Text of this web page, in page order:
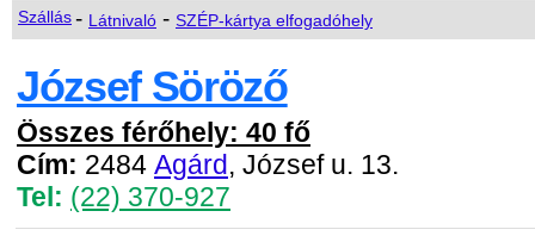
Szállás- Látnivaló - SZÉP-kártya elfogadóhely
József Söröző
Összes férőhely: 40 fő
Cím: 2484 Agárd, József u. 13.
Tel: (22) 370-927